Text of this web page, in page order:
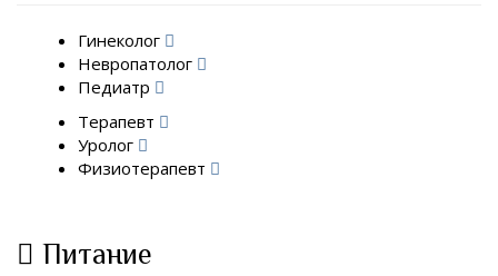
Гинеколог
Невропатолог
Педиатр
Терапевт
Уролог
Физиотерапевт
Питание